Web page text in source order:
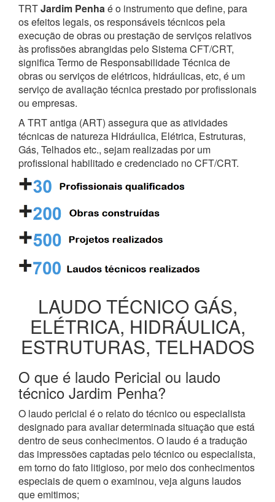
TRTJardim Penhaé o instrumento que define, para
os efeitos legais, os responsáveis técnicos pela
execução de obras ou prestação de serviços relativos
às profissões abrangidas pelo Sistema CFT/CRT,
significa Termo de Responsabilidade Técnica de
obras ou serviços de elétricos, hidráulicas, etc, é um
serviço de avaliação técnica prestado por profissionais
ou empresas.
A TRT antiga (ART) assegura que as atividades
técnicas de natureza Hidráulica, Elétrica, Estruturas,
Gás, Telhados etc., sejam realizadas por um
profissional habilitado e credenciado no CFT/CRT.
LAUDO TÉCNICO GÁS,
ELÉTRICA, HIDRÁULICA,
ESTRUTURAS, TELHADOS
O que é laudo Pericial ou laudo
técnico Jardim Penha?
O laudo pericial é o relato do técnico ou especialista
designado para avaliar determinada situação que está
dentro de seus conhecimentos. O laudo é a tradução
das impressões captadas pelo técnico ou especialista,
em torno do fato litigioso, por meio dos conhecimentos
especiais de quem o examinou, veja alguns laudos
que emitimos;